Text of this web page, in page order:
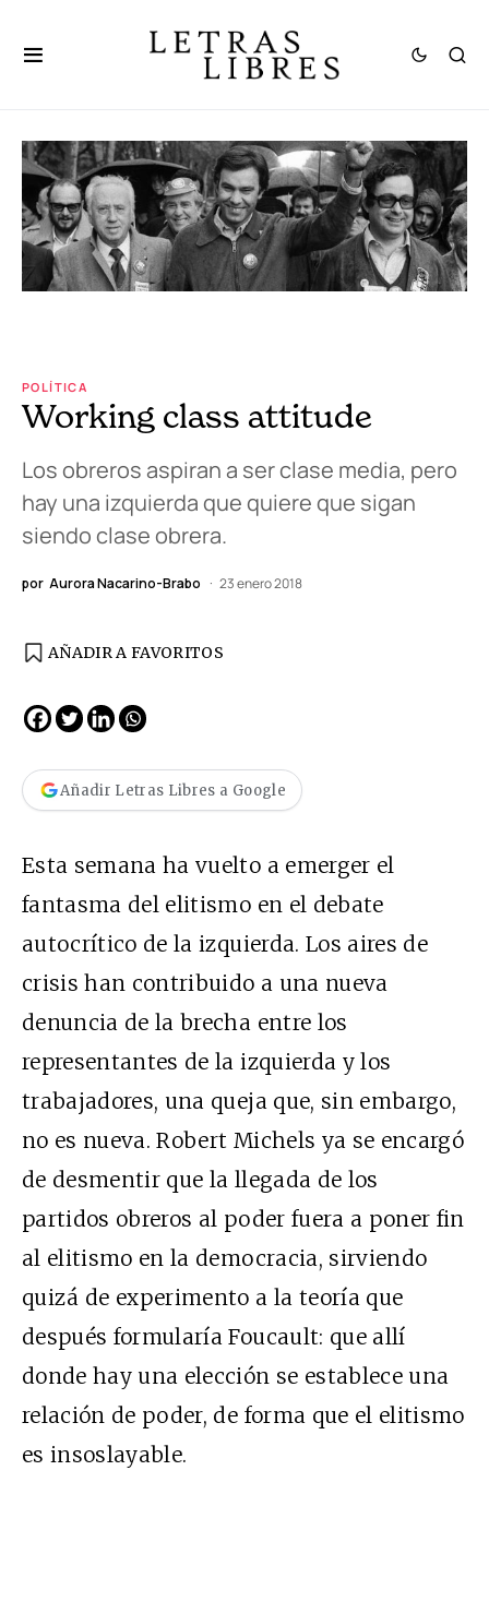
POLÍTICA
Working class attitude
Los obreros aspiran a ser clase media, pero
hay una izquierda que quiere que sigan
siendo clase obrera.
por Aurora Nacarino-Brabo 23 enero 2018
AÑADIR A FAVORITOS
Añadir Letras Libres a Google
Esta semana ha vuelto a emerger el
fantasma del elitismo en el debate
autocrítico de la izquierda. Los aires de
crisis han contribuido a una nueva
denuncia de la brecha entre los
representantes de la izquierda y los
trabajadores, una queja que, sin embargo,
no es nueva. Robert Michels ya se encargó
de desmentir que la llegada de los
partidos obreros al poder fuera a poner fin
al elitismo en la democracia, sirviendo
quizá de experimento a la teoría que
después formularía Foucault: que allí
donde hay una elección se establece una
relación de poder, de forma que el elitismo
es insoslayable.